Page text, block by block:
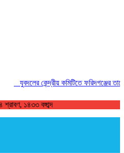
যুবদলের কেন্দ্রীয় কমিটিতে ফরিদগঞ্জের
১৪৩৩ বঙ্গাব্দ